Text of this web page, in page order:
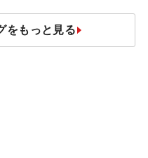
をもっと見る